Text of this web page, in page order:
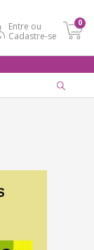
Entre ou
Cadastre-se
0